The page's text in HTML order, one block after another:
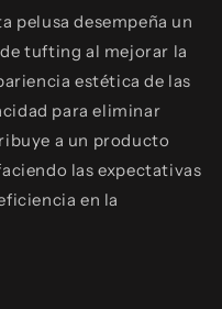
pelusa desempeña un
tufting al mejorar la
estética de las
para eliminar
a un producto
las expectativas
en la